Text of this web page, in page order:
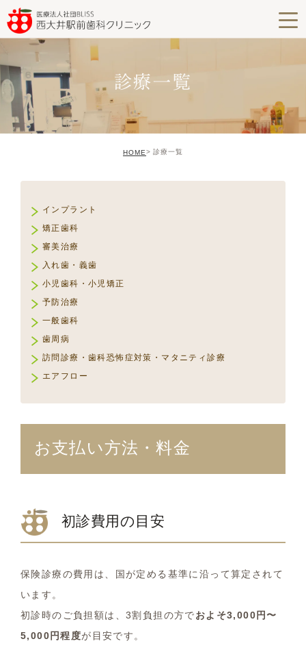
診療一覧
HOME 診療一覧
インプラント
矯正歯科
審美治療
入れ歯・義歯
小児歯科・小児矯正
予防治療
一般歯科
歯周病
訪問診療・歯科恐怖症対策・マタニティ診療
エアフロー
お支払い方法・料金
初診費用の目安
保険診療の費用は、国が定める基準に沿って算定されて
います。
初診時のご負担額は、3割負担の方でおよそ3,000円〜
5,000円程度が目安です。